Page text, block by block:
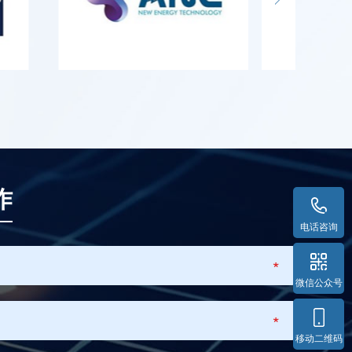
电话咨询
微信公众号
移动二维码
*
*